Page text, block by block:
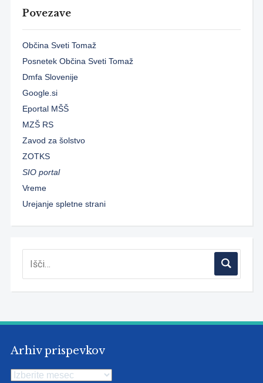
Povezave
Občina Sveti Tomaž
Posnetek Občina Sveti Tomaž
Dmfa Slovenije
Google.si
Eportal MŠŠ
MZŠ RS
Zavod za šolstvo
ZOTKS
SIO portal
Vreme
Urejanje spletne strani
Arhiv prispevkov
Arhiv